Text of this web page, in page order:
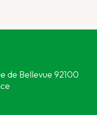
de Bellevue 92100